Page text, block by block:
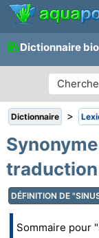
Dictionnaire
Dictionnaire >
DÉFINITION DE
Sommaire pour